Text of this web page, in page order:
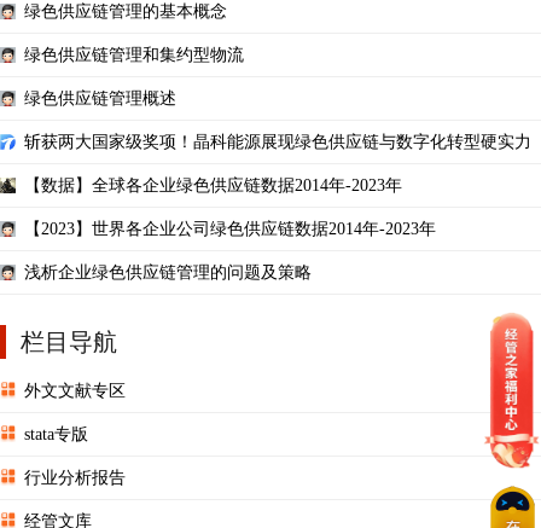
绿色供应链管理的基本概念
绿色供应链管理和集约型物流
绿色供应链管理概述
斩获两大国家级奖项！晶科能源展现绿色供应链与数字化转型硬实力
【数据】全球各企业绿色供应链数据2014年-2023年
【2023】世界各企业公司绿色供应链数据2014年-2023年
浅析企业绿色供应链管理的问题及策略
栏目导航
外文文献专区
stata专版
行业分析报告
经管文库